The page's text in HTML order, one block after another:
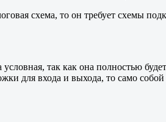
схема, то он требует схемы
так как она полностью
для входа и выхода, то само собой